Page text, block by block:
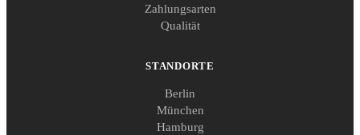
Zahlungsarten
Qualität
STANDORTE
Berlin
München
Hamburg